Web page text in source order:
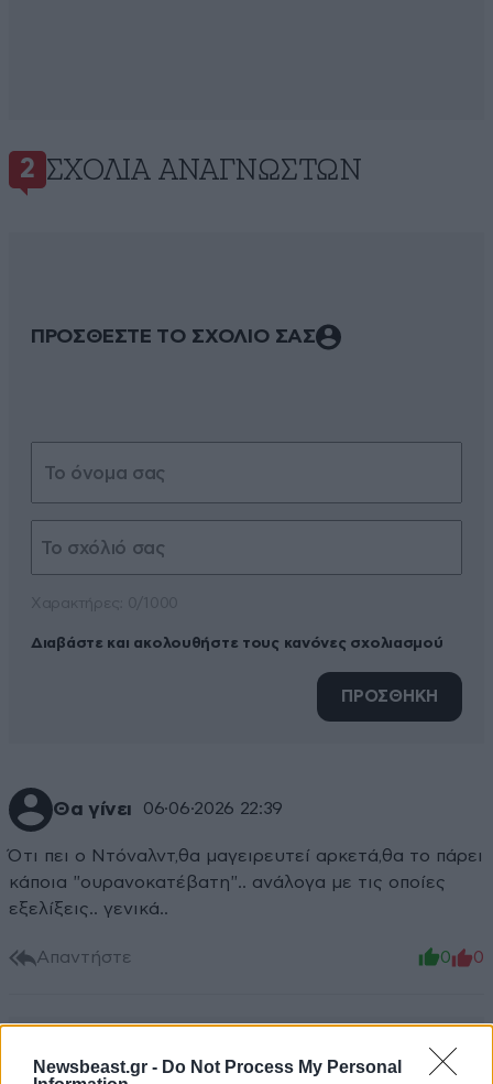
Newsbeast.gr - Do Not Process My Personal
2 ΣΧΌΛΙΑ ΑΝΑΓΝΩΣΤΏΝ
ΠΡΟΣΘΕΣΤΕ ΤΟ ΣΧΟΛΙΟ ΣΑΣ
Διαβάστε και ακολουθήστε τους κανόνες σχολιασμού
ΠΡΟΣΘΗΚΗ
Θα γίνει 06·06·2026 22:39
Ότι πει ο Ντόναλντ,θα μαγειρευτεί αρκετά,θα το πάρει
κάποια "ουρανοκατέβατη".. ανάλογα με τις οποίες
εξελίξεις.. γενικά..
Απαντήστε 0 0